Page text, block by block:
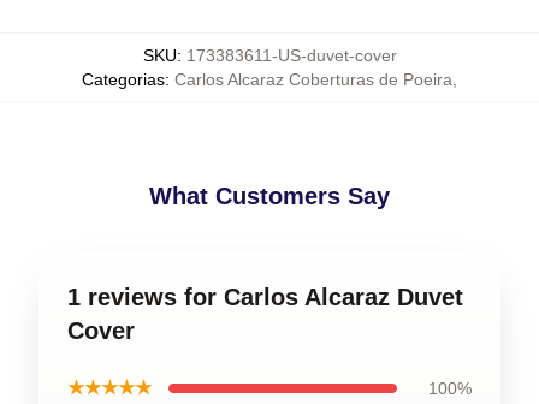
SKU: 173383611-US-duvet-cover
Categorias: Carlos Alcaraz Coberturas de Poeira
What Customers Say
1 reviews for Carlos Alcaraz Duvet
Cover
★★★★★ 100%